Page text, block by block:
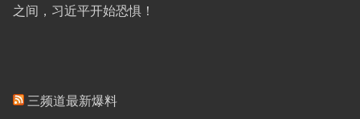
之间，习近平开始恐惧！
三频道最新爆料